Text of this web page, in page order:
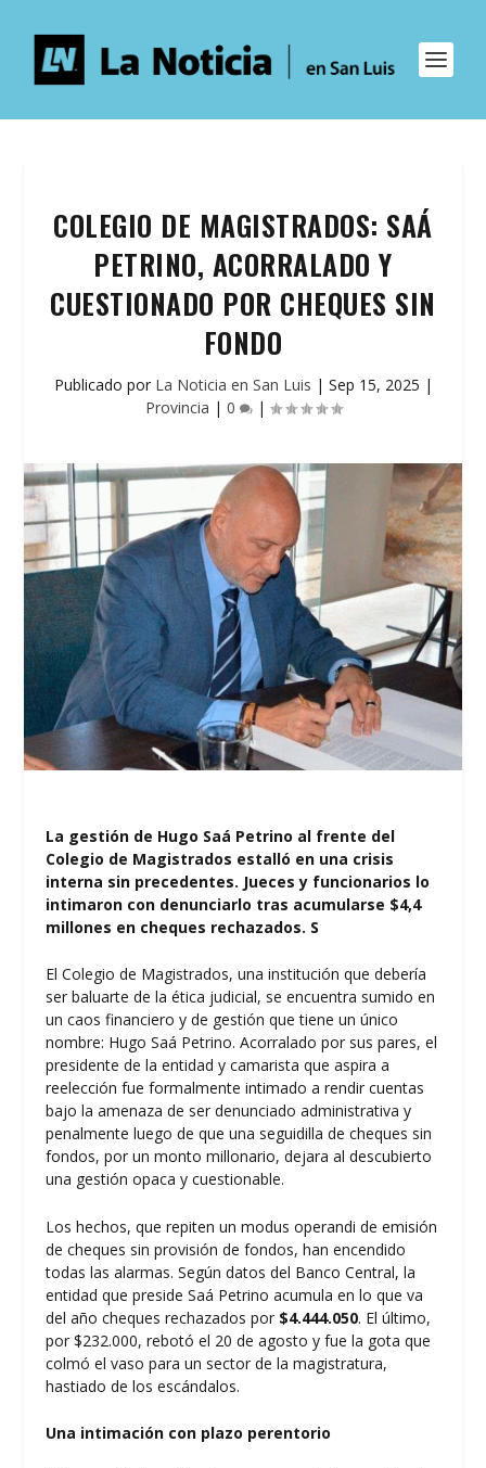
COLEGIO DE MAGISTRADOS: SAÁ
PETRINO, ACORRALADO Y
CUESTIONADO POR CHEQUES SIN
FONDO
Publicado por La Noticia en San Luis | Sep 15, 2025 |
Provincia | 0 |
La gestión de Hugo Saá Petrino al frente del
Colegio de Magistrados estalló en una crisis
interna sin precedentes. Jueces y funcionarios lo
intimaron con denunciarlo tras acumularse $4,4
millones en cheques rechazados. S
El Colegio de Magistrados, una institución que debería
ser baluarte de la ética judicial, se encuentra sumido en
un caos financiero y de gestión que tiene un único
nombre: Hugo Saá Petrino. Acorralado por sus pares, el
presidente de la entidad y camarista que aspira a
reelección fue formalmente intimado a rendir cuentas
bajo la amenaza de ser denunciado administrativa y
penalmente luego de que una seguidilla de cheques sin
fondos, por un monto millonario, dejara al descubierto
una gestión opaca y cuestionable.
Los hechos, que repiten un modus operandi de emisión
de cheques sin provisión de fondos, han encendido
todas las alarmas. Según datos del Banco Central, la
entidad que preside Saá Petrino acumula en lo que va
del año cheques rechazados por $4.444.050. El último,
por $232.000, rebotó el 20 de agosto y fue la gota que
colmó el vaso para un sector de la magistratura,
hastiado de los escándalos.
Una intimación con plazo perentorio